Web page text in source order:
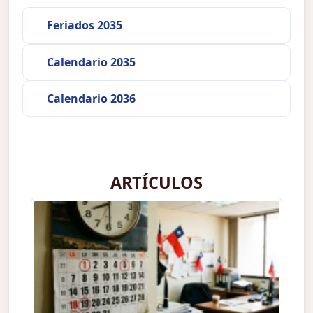
Feriados 2035
Calendario 2035
Calendario 2036
ARTÍCULOS